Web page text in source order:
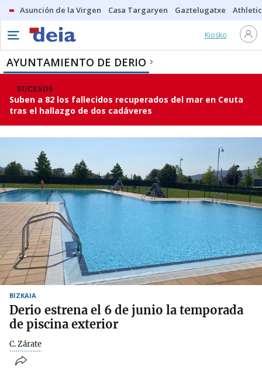
Asunción de la Virgen Casa Targaryen Gaztelugatxe Athletic
Kiosko
AYUNTAMIENTO DE DERIO
SUCESOS
Suben a 82 los fallecidos recuperados del mar en Ceuta
tras el hallazgo de dos cadáveres
BIZKAIA
Derio estrena el 6 de junio la temporada
de piscina exterior
C. Zárate